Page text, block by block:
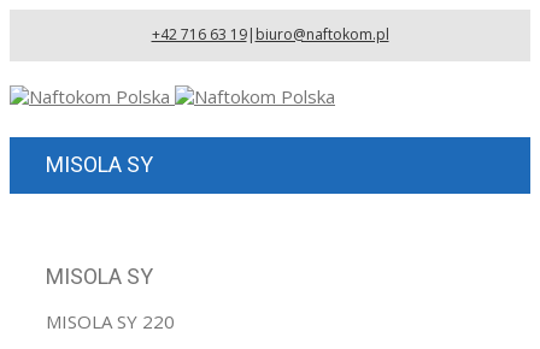
+42 716 63 19| biuro@naftokom.pl
MISOLA SY
MISOLA SY
MISOLA SY 220